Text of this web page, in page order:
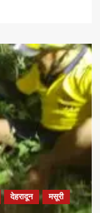
देहरादून मसूरी